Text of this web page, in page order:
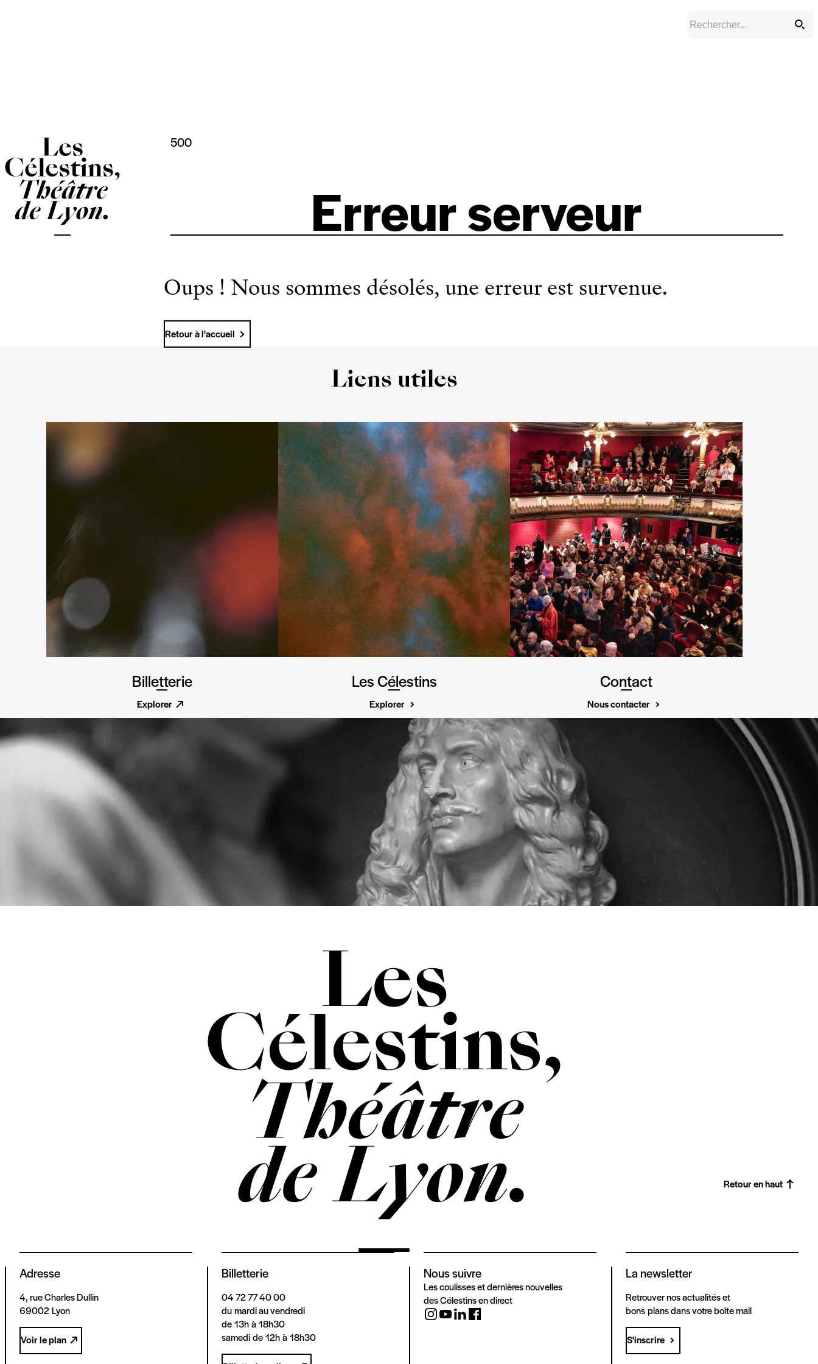
500
Erreur serveur
Oups ! Nous sommes désolés, une erreur est survenue.
Retour à l'accueil
Liens utiles
Billetterie
Explorer
Les Célestins
Explorer
Contact
Nous contacter
Retour en haut
Adresse
4, rue Charles Dullin
69002 Lyon
Voir le plan
Billetterie
04 72 77 40 00
du mardi au vendredi
de 13h à 18h30
samedi de 12h à 18h30
Nous suivre
Les coulisses et dernières nouvelles
des Célestins en direct
La newsletter
Retrouver nos actualités et
bons plans dans votre boîte mail
S'inscrire